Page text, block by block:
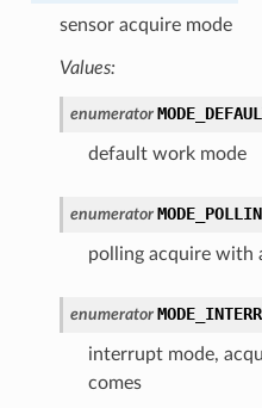
sensor acquire mode
Values:
enumerator
default work mode
enumerator
polling acquire with
enumerator
interrupt mode,
comes